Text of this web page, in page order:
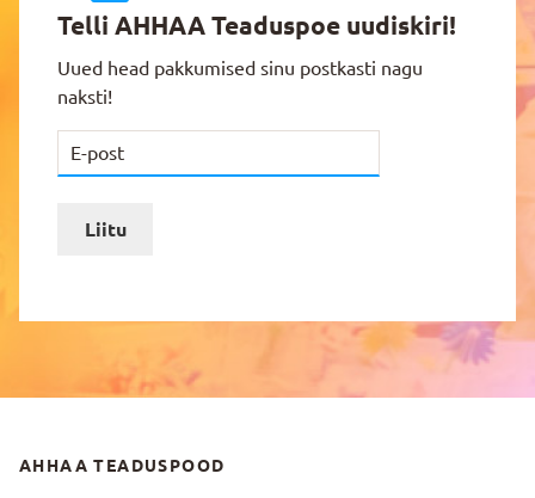
Telli AHHAA Teaduspoe uudiskiri!
Uued head pakkumised sinu postkasti nagu
naksti!
Liitu
AHHAA TEADUSPOOD